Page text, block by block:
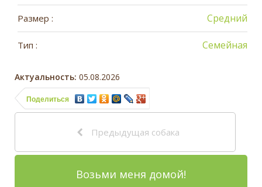
Размер : Средний
Тип : Семейная
Актуальность: 05.08.2026
Поделиться
Предыдущая собака
Возьми меня домой!